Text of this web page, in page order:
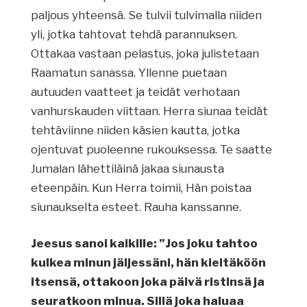
paljous yhteensä. Se tulvii tulvimalla niiden
yli, jotka tahtovat tehdä parannuksen.
Ottakaa vastaan pelastus, joka julistetaan
Raamatun sanassa. Yllenne puetaan
autuuden vaatteet ja teidät verhotaan
vanhurskauden viittaan. Herra siunaa teidät
tehtäviinne niiden käsien kautta, jotka
ojentuvat puoleenne rukouksessa. Te saatte
Jumalan lähettiläinä jakaa siunausta
eteenpäin. Kun Herra toimii, Hän poistaa
siunaukselta esteet. Rauha kanssanne.
Jeesus sanoi kaikille: ”Jos joku tahtoo
kulkea minun jäljessäni, hän kieltäköön
itsensä, ottakoon joka päivä ristinsä ja
seuratkoon minua. Sillä joka haluaa